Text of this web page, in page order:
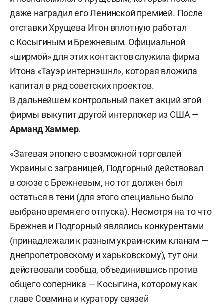
даже наградил его Ленинской премией. После
отставки Хрущева Итон вплотную работал
с Косыгиным и Брежневым. Официальной
«ширмой» для этих контактов служила фирма
Итона «Тауэр интернэшнл», которая вложила
капитал в ряд советских проектов.
В дальнейшем контрольный пакет акций этой
фирмы выкупит другой интерлокер из США —
Арманд Хаммер.
«Затевая эпопею с возможной торговлей
Украины с заграницей, Подгорный действовал
в союзе с Брежневым, но тот должен был
остаться в тени (для этого специально было
выбрано время его отпуска). Несмотря на то что
Брежнев и Подгорный являлись конкурентами
(принадлежали к разным украинским кланам —
днепропетровскому и харьковскому), тут они
действовали сообща, объединившись против
общего соперника — Косыгина, которому как
главе Совмина и куратору связей